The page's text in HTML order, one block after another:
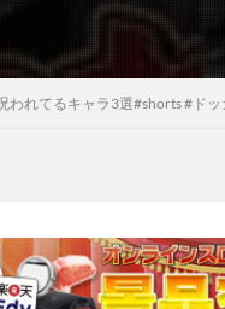
われてるキャラ3選#shorts #ド